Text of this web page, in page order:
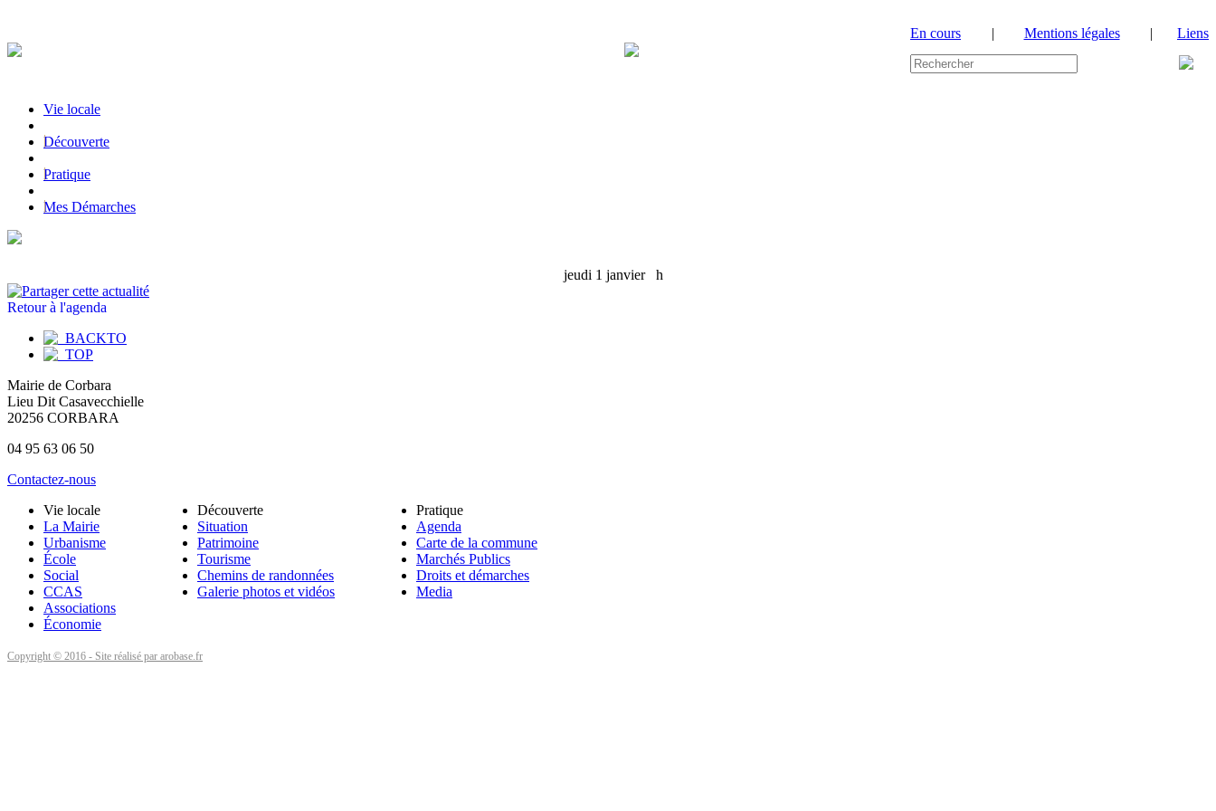
En cours | Mentions légales | Liens
Vie locale
|Découverte
|Pratique
|Mes Démarches
jeudi 1 janvierh
Retour à l'agenda
Mairie de Corbara
Lieu Dit Casavecchielle
20256 CORBARA
04 95 63 06 50
Contactez-nous
Vie locale
La Mairie
Urbanisme
École
Social
CCAS
Associations
Économie
Découverte
Situation
Patrimoine
Tourisme
Chemins de randonnées
Galerie photos et vidéos
Pratique
Agenda
Carte de la commune
Marchés Publics
Droits et démarches
Media
Copyright © 2016 - Site réalisé par arobase.fr